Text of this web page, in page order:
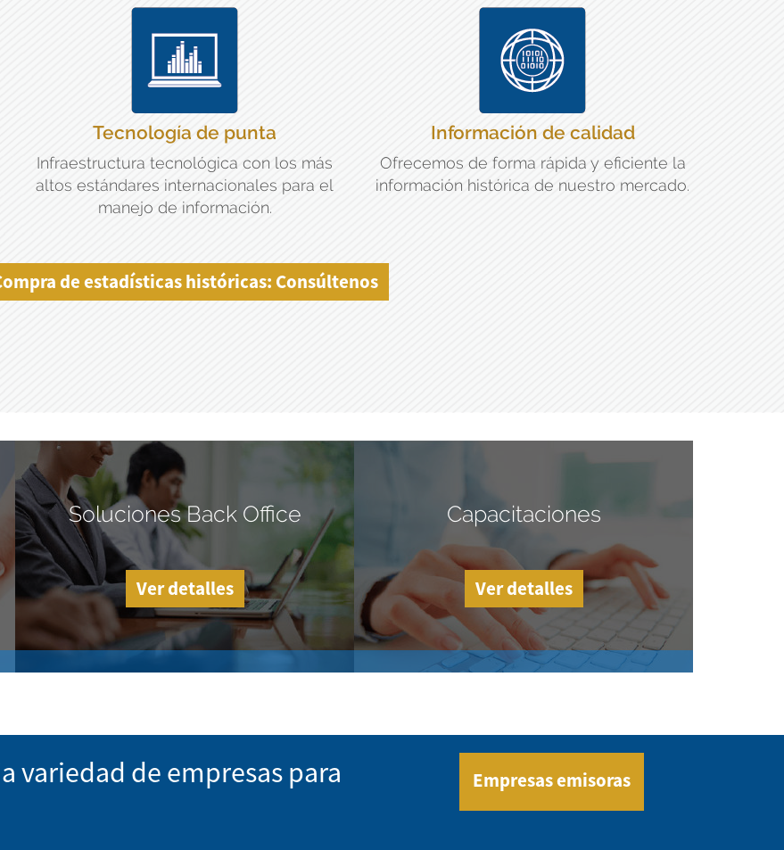
Tecnología de punta
Infraestructura tecnológica con los más
altos estándares internacionales para el
manejo de información.
Información de calidad
Ofrecemos de forma rápida y eficiente la
información histórica de nuestro mercado.
de estadísticas históricas: Consúltenos
Soluciones Back Office
Ver detalles
Capacitaciones
Ver detalles
variedad de empresas para
Empresas emisoras